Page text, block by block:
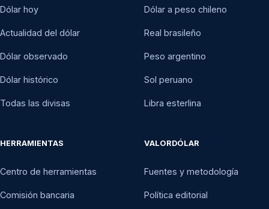
Dólar hoy
Actualidad del dólar
Dólar observado
Dólar histórico
Todas las divisas
Dólar a peso chileno
Real brasileño
Peso argentino
Sol peruano
Libra esterlina
HERRAMIENTAS
Centro de herramientas
Comisión bancaria
VALORDÓLAR
Fuentes y metodología
Política editorial